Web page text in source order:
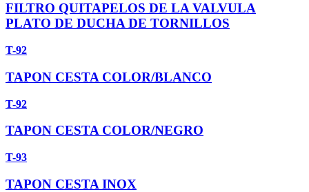
FILTRO QUITAPELOS DE LA VALVULA
PLATO DE DUCHA DE TORNILLOS
T-92
TAPON CESTA COLOR/BLANCO
T-92
TAPON CESTA COLOR/NEGRO
T-93
TAPON CESTA INOX